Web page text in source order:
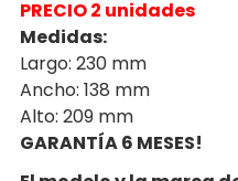
PRECIO 2 unidades
Medidas:
Largo: 230 mm
Ancho: 138 mm
Alto: 209 mm
GARANTÍA 6 MESES!